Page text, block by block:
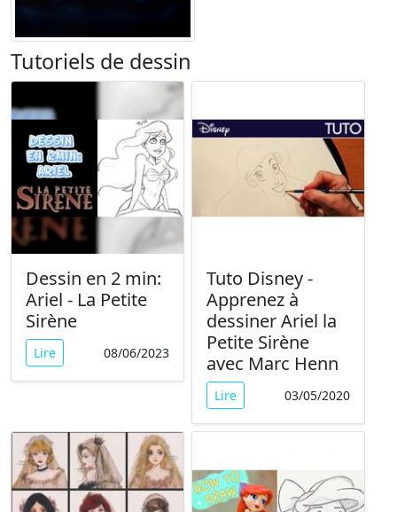
Tutoriels de dessin
Dessin en 2 min:
Ariel - La Petite
Sirène
Lire 08/06/2023
Tuto Disney -
Apprenez à
dessiner Ariel la
Petite Sirène
avec Marc Henn
Lire 03/05/2020